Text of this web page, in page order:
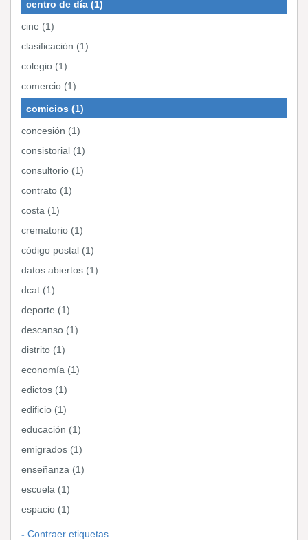
centro de día (1)
cine (1)
clasificación (1)
colegio (1)
comercio (1)
comicios (1)
concesión (1)
consistorial (1)
consultorio (1)
contrato (1)
costa (1)
crematorio (1)
código postal (1)
datos abiertos (1)
dcat (1)
deporte (1)
descanso (1)
distrito (1)
economía (1)
edictos (1)
edificio (1)
educación (1)
emigrados (1)
enseñanza (1)
escuela (1)
espacio (1)
Contraer etiquetas